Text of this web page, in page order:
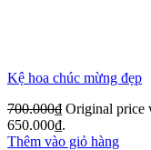
Kệ hoa chúc mừng đẹp
700.000₫ Original price
650.000₫.
Thêm vào giỏ hàng